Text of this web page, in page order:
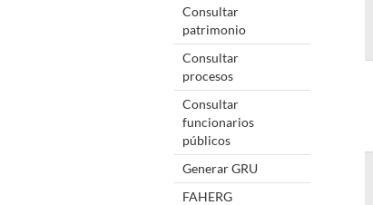
Consultar
patrimonio
Consultar
procesos
Consultar
funcionarios
públicos
Generar GRU
FAHERG